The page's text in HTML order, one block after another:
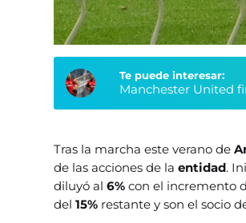
Te puede interesar:
Manchester United
Tras la marcha este verano de
de las acciones de laentidad.
diluyó al6%con el incremento
del15% restante y son el socio